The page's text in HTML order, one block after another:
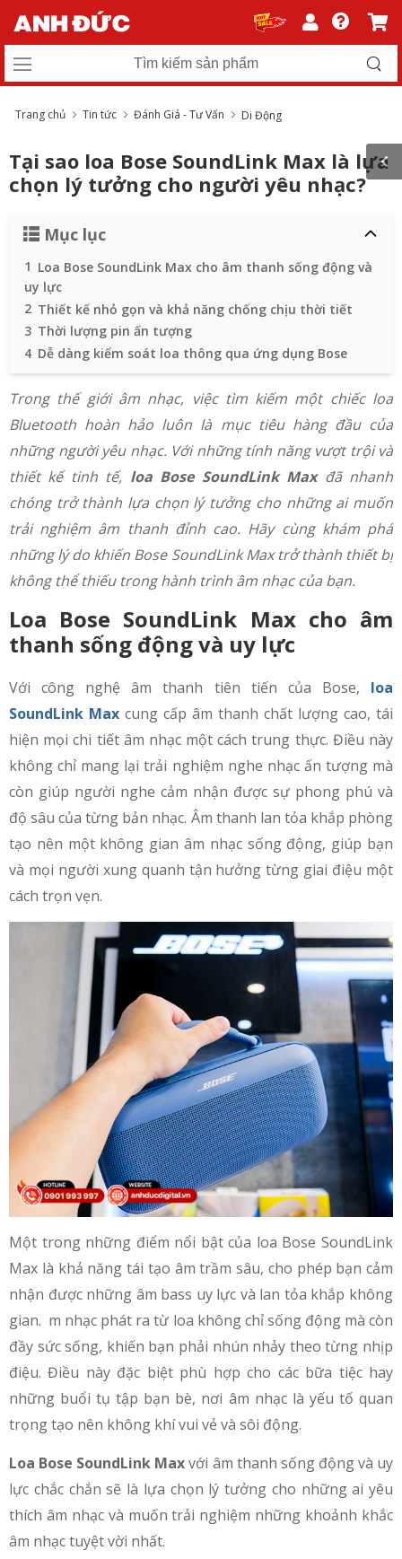
Trang chủ Tin tức Đánh Giá - Tư Vấn Di Động
Tại sao loa Bose SoundLink Max là lựa
chọn lý tưởng cho người yêu nhạc?
Mục lục
1 Loa Bose SoundLink Max cho âm thanh sống động và
uy lực
2 Thiết kế nhỏ gọn và khả năng chống chịu thời tiết
3 Thời lượng pin ấn tượng
4 Dễ dàng kiểm soát loa thông qua ứng dụng Bose
Trong thế giới âm nhạc, việc tìm kiếm một chiếc loa
Bluetooth hoàn hảo luôn là mục tiêu hàng đầu của
những người yêu nhạc. Với những tính năng vượt trội và
thiết kế tinh tế, loa Bose SoundLink Maxđã nhanh
chóng trở thành lựa chọn lý tưởng cho những ai muốn
trải nghiệm âm thanh đỉnh cao. Hãy cùng khám phá
những lý do khiến Bose SoundLink Max trở thành thiết bị
không thể thiếu trong hành trình âm nhạc của bạn.
Loa Bose SoundLink Max cho âm
thanh sống động và uy lực
Với công nghệ âm thanh tiên tiến của Bose, loa
SoundLink Max cung cấp âm thanh chất lượng cao, tái
hiện mọi chi tiết âm nhạc một cách trung thực. Điều này
không chỉ mang lại trải nghiệm nghe nhạc ấn tượng mà
còn giúp người nghe cảm nhận được sự phong phú và
độ sâu của từng bản nhạc. Âm thanh lan tỏa khắp phòng
tạo nên một không gian âm nhạc sống động, giúp bạn
và mọi người xung quanh tận hưởng từng giai điệu một
cách trọn vẹn.
Một trong những điểm nổi bật của loa Bose SoundLink
Max là khả năng tái tạo âm trầm sâu, cho phép bạn cảm
nhận được những âm bass uy lực và lan tỏa khắp không
gian. m nhạc phát ra từ loa không chỉ sống động mà còn
đầy sức sống, khiến bạn phải nhún nhảy theo từng nhịp
điệu. Điều này đặc biệt phù hợp cho các bữa tiệc hay
những buổi tụ tập bạn bè, nơi âm nhạc là yếu tố quan
trọng tạo nên không khí vui vẻ và sôi động.
Loa Bose SoundLink Maxvới âm thanh sống động và uy
lực chắc chắn sẽ là lựa chọn lý tưởng cho những ai yêu
thích âm nhạc và muốn trải nghiệm những khoảnh khắc
âm nhạc tuyệt vời nhất.